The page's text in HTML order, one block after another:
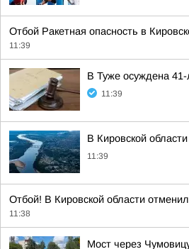
Отбой Ракетная опасность в
11:39
В Туже осуждена
11:39
В Кировской
11:39
Отбой! В Кировской области
11:38
Мост через